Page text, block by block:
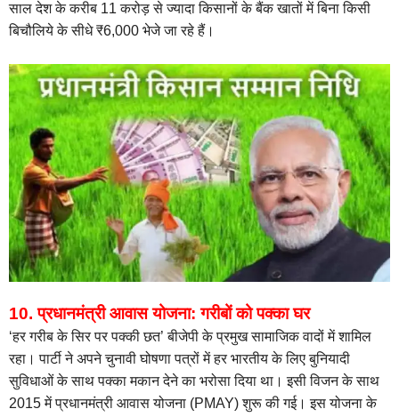
साल देश के करीब 11 करोड़ से ज्यादा किसानों के बैंक खातों में बिना किसी
बिचौलिये के सीधे ₹6,000 भेजे जा रहे हैं।
10. प्रधानमंत्री आवास योजना: गरीबों को पक्का घर
‘हर गरीब के सिर पर पक्की छत’ बीजेपी के प्रमुख सामाजिक वादों में शामिल
रहा। पार्टी ने अपने चुनावी घोषणा पत्रों में हर भारतीय के लिए बुनियादी
सुविधाओं के साथ पक्का मकान देने का भरोसा दिया था। इसी विजन के साथ
2015 में प्रधानमंत्री आवास योजना (PMAY) शुरू की गई। इस योजना के